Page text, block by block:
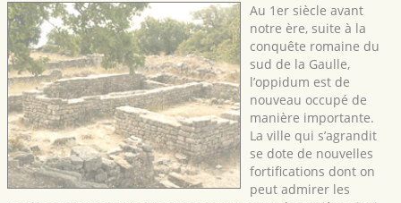
Au 1er siècle avant
notre ère, suite à la
conquête romaine du
sud de la Gaulle,
l’oppidum est de
nouveau occupé de
manière importante.
La ville qui s’agrandit
se dote de nouvelles
fortifications dont on
peut admirer les